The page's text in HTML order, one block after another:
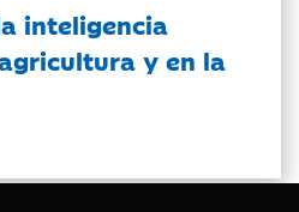
inteligencia
y en la